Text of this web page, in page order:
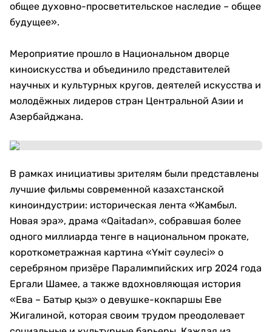
общее духовно-просветительское наследие – общее
будущее».
Мероприятие прошло в Национальном дворце
киноискусства и объединило представителей
научных и культурных кругов, деятелей искусства и
молодёжных лидеров стран Центральной Азии и
Азербайджана.
В рамках инициативы зрителям были представлены
лучшие фильмы современной казахстанской
киноиндустрии: историческая лента «Жамбыл.
Новая эра», драма «Qaitadan», собравшая более
одного миллиарда тенге в национальном прокате,
короткометражная картина «Үміт сәулесі» о
серебряном призёре Паралимпийских игр 2024 года
Ергали Шамее, а также вдохновляющая история
«Ева – Батыр қыз» о девушке-кокпаршы Еве
Жигалиной, которая своим трудом преодолевает